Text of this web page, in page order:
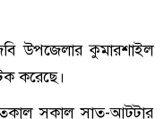
উপজেলার কুমারশাইল
করেছে।
সকাল সাত-আটটার